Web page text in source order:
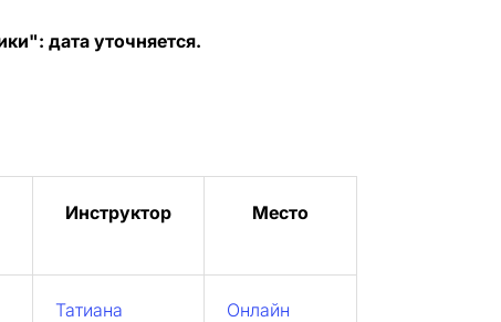
дата уточняется.
Инструктор Место
Татиана
Онлайн